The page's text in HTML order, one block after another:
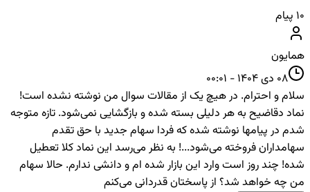
۱۰ پیام
همایون
08 دی 1404 - 00:01
سلام و احترام. در هیچ یک از مقالات سوال من نوشته نشده است!
نماد دقاضیح به هر دلیلی بسته شده و بازگشایی نمی‌شود. تازه متوجه
شدم در پیامها نوشته شده که فردا سهام جدید با حق تقدم
سهامداران فروخته می‌شود...! به نظر می‌رسد این نماد کلا تعطیل
شده! چند روز است وارد این بازار شده ام و دانشی ندارم. حالا سهام
من چه خواهد شد؟ از پاسختان قدردانی می‌کنم